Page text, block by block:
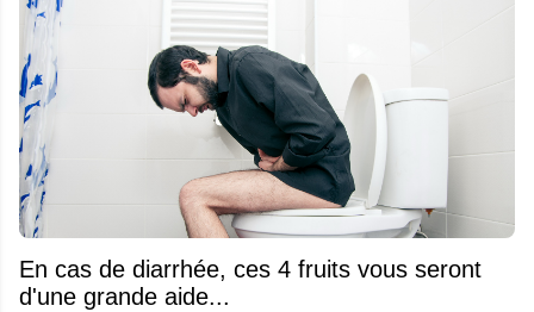
En cas de diarrhée, ces 4 fruits vous seront
d'une grande aide...